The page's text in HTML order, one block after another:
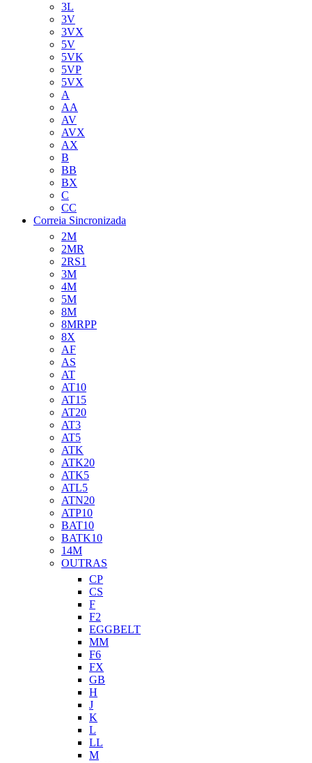
3L
3V
3VX
5V
5VK
5VP
5VX
A
AA
AV
AVX
AX
B
BB
BX
C
CC
Correia Sincronizada
2M
2MR
2RS1
3M
4M
5M
8M
8MRPP
8X
AF
AS
AT
AT10
AT15
AT20
AT3
AT5
ATK
ATK20
ATK5
ATL5
ATN20
ATP10
BAT10
BATK10
14M
OUTRAS
CP
CS
F
F2
EGGBELT
MM
F6
FX
GB
H
J
K
L
LL
M